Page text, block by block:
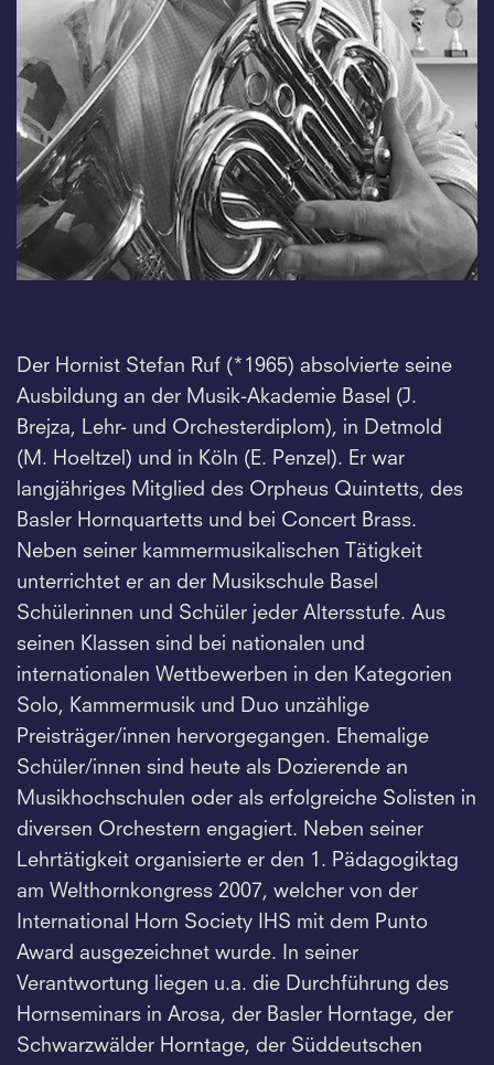
Der Hornist Stefan Ruf (*1965) absolvierte seine
Ausbildung an der Musik-Akademie Basel (J.
Brejza, Lehr- und Orchesterdiplom), in Detmold
(M. Hoeltzel) und in Köln (E. Penzel). Er war
langjähriges Mitglied des Orpheus Quintetts, des
Basler Hornquartetts und bei Concert Brass.
Neben seiner kammermusikalischen Tätigkeit
unterrichtet er an der Musikschule Basel
Schülerinnen und Schüler jeder Altersstufe. Aus
seinen Klassen sind bei nationalen und
internationalen Wettbewerben in den Kategorien
Solo, Kammermusik und Duo unzählige
Preisträger/innen hervorgegangen. Ehemalige
Schüler/innen sind heute als Dozierende an
Musikhochschulen oder als erfolgreiche Solisten in
diversen Orchestern engagiert. Neben seiner
Lehrtätigkeit organisierte er den 1. Pädagogiktag
am Welthornkongress 2007, welcher von der
International Horn Society IHS mit dem Punto
Award ausgezeichnet wurde. In seiner
Verantwortung liegen u.a. die Durchführung des
Hornseminars in Arosa, der Basler Horntage, der
Schwarzwälder Horntage, der Süddeutschen